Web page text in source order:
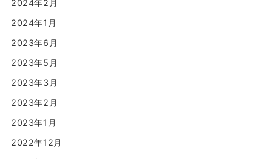
2024年2月
2024年1月
2023年6月
2023年5月
2023年3月
2023年2月
2023年1月
2022年12月